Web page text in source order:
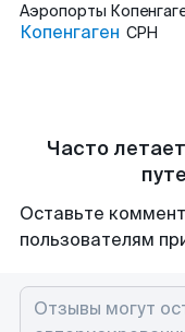
Аэропорты
Копенгаген CPH
Часто
Оставьте
пользователям